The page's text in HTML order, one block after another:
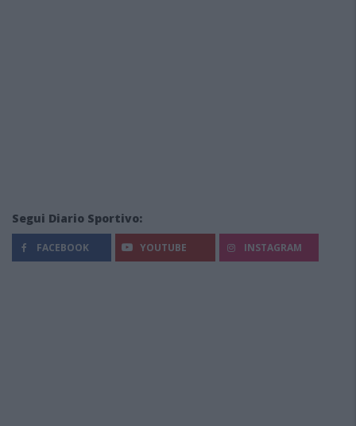
Segui Diario Sportivo:
FACEBOOK YOUTUBE INSTAGRAM